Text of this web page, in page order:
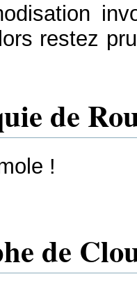
restez
de
!
de